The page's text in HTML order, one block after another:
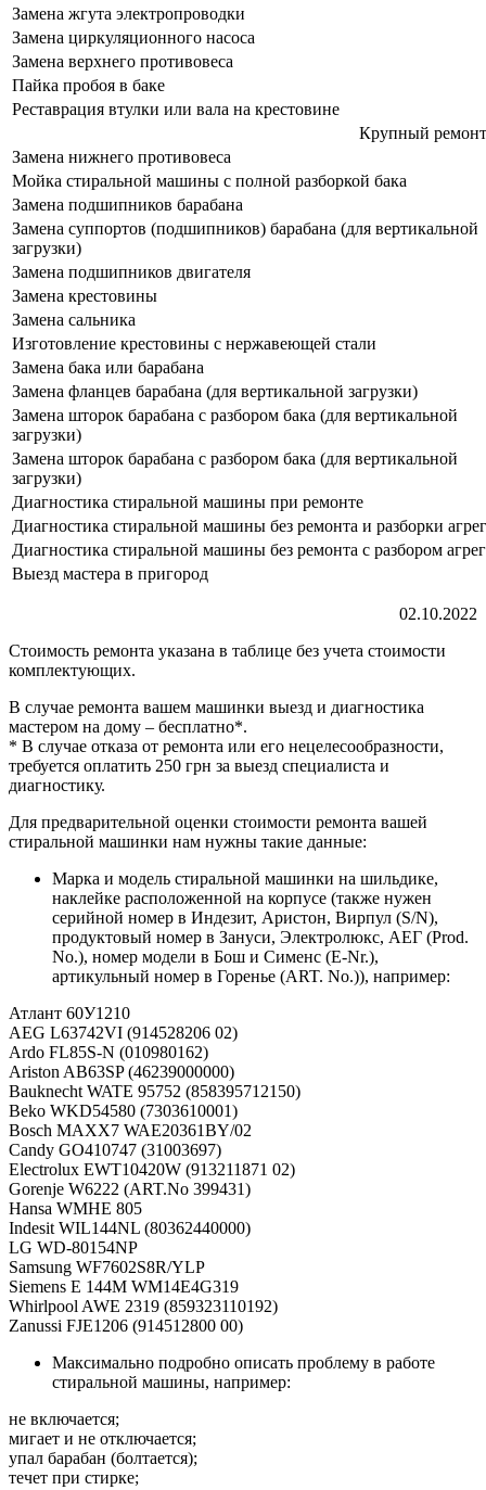
Замена жгута электропроводки
Замена циркуляционного насоса
Замена верхнего противовеса
Пайка пробоя в баке
Реставрация втулки или вала на крестовине
Крупный
Замена нижнего противовеса
Мойка стиральной машины с полной разборкой бака
Замена подшипников барабана
Замена суппортов (подшипников) барабана (для вертикальной
загрузки)
Замена подшипников двигателя
Замена крестовины
Замена сальника
Изготовление крестовины с нержавеющей стали
Замена бака или барабана
Замена фланцев барабана (для вертикальной загрузки)
Замена шторок барабана с разбором бака (для вертикальной
загрузки)
Замена шторок барабана с разбором бака (для вертикальной
загрузки)
Диагностика стиральной машины при ремонте
Диагностика стиральной машины без ремонта и разборки
Диагностика стиральной машины без ремонта с разбором
Выезд мастера в пригород
02.10.2022
Стоимость ремонта указана в таблице без учета стоимости
комплектующих.
В случае ремонта вашем машинки выезд и диагностика
мастером на дому – бесплатно*.
* В случае отказа от ремонта или его нецелесообразности,
требуется оплатить 250 грн за выезд специалиста и
диагностику.
Для предварительной оценки стоимости ремонта вашей
стиральной машинки нам нужны такие данные:
Марка и модель стиральной машинки на шильдике,
наклейке расположенной на корпусе (также нужен
серийной номер в Индезит, Аристон, Вирпул (S/N),
продуктовый номер в Зануси, Электролюкс, АЕГ (Prod.
No.), номер модели в Бош и Сименс (E-Nr.),
артикульный номер в Горенье (ART. No.)), например:
Атлант 60У1210
AEG L63742VI (914528206 02)
Ardo FL85S-N (010980162)
Ariston AB63SP (46239000000)
Bauknecht WATE 95752 (858395712150)
Beko WKD54580 (7303610001)
Bosch MAXX7 WAE20361BY/02
Candy GO410747 (31003697)
Electrolux EWT10420W (913211871 02)
Gorenje W6222 (ART.No 399431)
Hansa WMHE 805
Indesit WIL144NL (80362440000)
LG WD-80154NP
Samsung WF7602S8R/YLP
Siemens E 144M WM14E4G319
Whirlpool AWE 2319 (859323110192)
Zanussi FJE1206 (914512800 00)
Максимально подробно описать проблему в работе
стиральной машины, например:
не включается;
мигает и не отключается;
упал барабан (болтается);
течет при стирке;